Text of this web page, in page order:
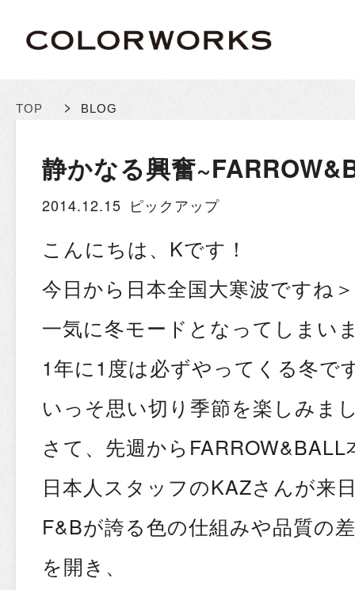
TOP > BLOG
静かなる興奮
2014.12.15 ピックアップ
こんにちは、Kです！
今日から日本全国大寒波ですね
一気に冬モードとなってしまい
1年に1度は必ずやってくる冬で
いっそ思い切り季節を楽しみま
さて、先週からFARROW&BALL
日本人スタッフのKAZさんが来
F&Bが誇る色の仕組みや品質の
を開き、